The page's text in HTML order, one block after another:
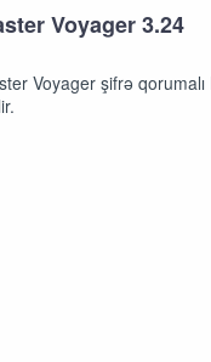
Voyager 3.24
Voyager şifrə